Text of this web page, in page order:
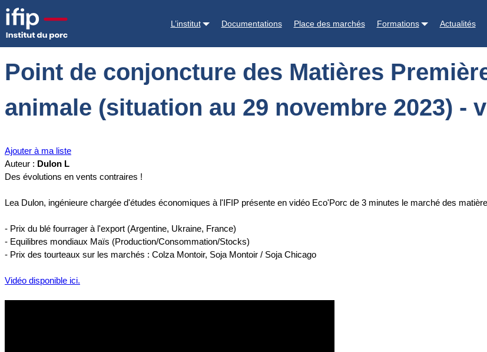
L’institut Documentations Place des marchés Formations Actualités
Accueil Documentations
Point de conjoncture des Matières
animale (situation au 29 novembre 2023) -
Ajouter à ma liste
Auteur : Dulon L
Des évolutions en vents contraires !
Lea Dulon, ingénieure chargée d'études économiques à l'IFIP présente en vidéo Eco'Porc de 3 minutes le marché des
- Prix du blé fourrager à l'export (Argentine, Ukraine, France)
- Equilibres mondiaux Maïs (Production/Consommation/Stocks)
- Prix des tourteaux sur les marchés : Colza Montoir, Soja Montoir / Soja Chicago
Vidéo disponible ici.